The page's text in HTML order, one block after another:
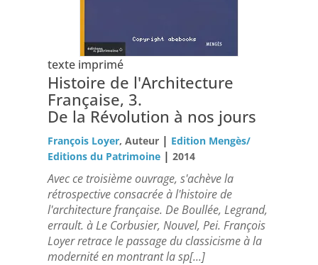
texte imprimé
Histoire de l'Architecture
Française, 3.
De la Révolution à nos jours
François Loyer, Auteur | Edition Mengès/
Editions du Patrimoine |2014
Avec ce troisième ouvrage, s'achève la
rétrospective consacrée à l'histoire de
l'architecture française. De Boullée, Legrand,
errault. à Le Corbusier, Nouvel, Pei. François
Loyer retrace le passage du classicisme à la
modernité en montrant la sp[...]